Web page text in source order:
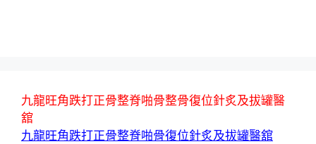
九龍旺角跌打正骨整脊啪骨整骨復位針炙及拔罐醫
舘
九龍旺角跌打正骨整脊啪骨復位針炙及拔罐醫舘